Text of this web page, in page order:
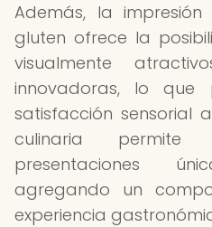
Además, la
gluten ofrece la
visualmente
innovadoras, lo que
satisfacción sensorial
culinaria permite
presentaciones
agregando un
experiencia